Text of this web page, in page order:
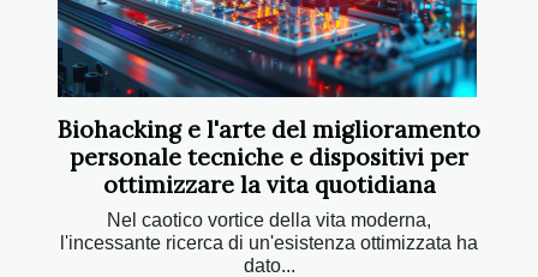
Biohacking e l'arte del miglioramento
personale tecniche e dispositivi per
ottimizzare la vita quotidiana
Nel caotico vortice della vita moderna,
l'incessante ricerca di un'esistenza ottimizzata ha
dato...